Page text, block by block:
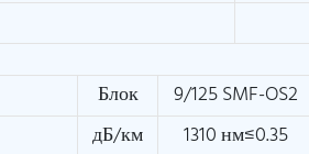
Блок 9/125 SMF-OS2
дБ/км
1310 нм≤0.35